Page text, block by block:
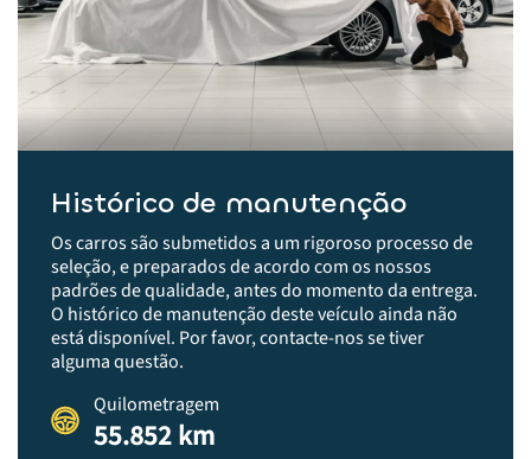
Histórico de manutenção
Os carros são submetidos a um rigoroso processo de
seleção, e preparados de acordo com os nossos
padrões de qualidade, antes do momento da entrega.​
O histórico de manutenção deste veículo ainda não
está disponível. Por favor, contacte-nos se tiver
alguma questão.
Quilometragem
55.852 km